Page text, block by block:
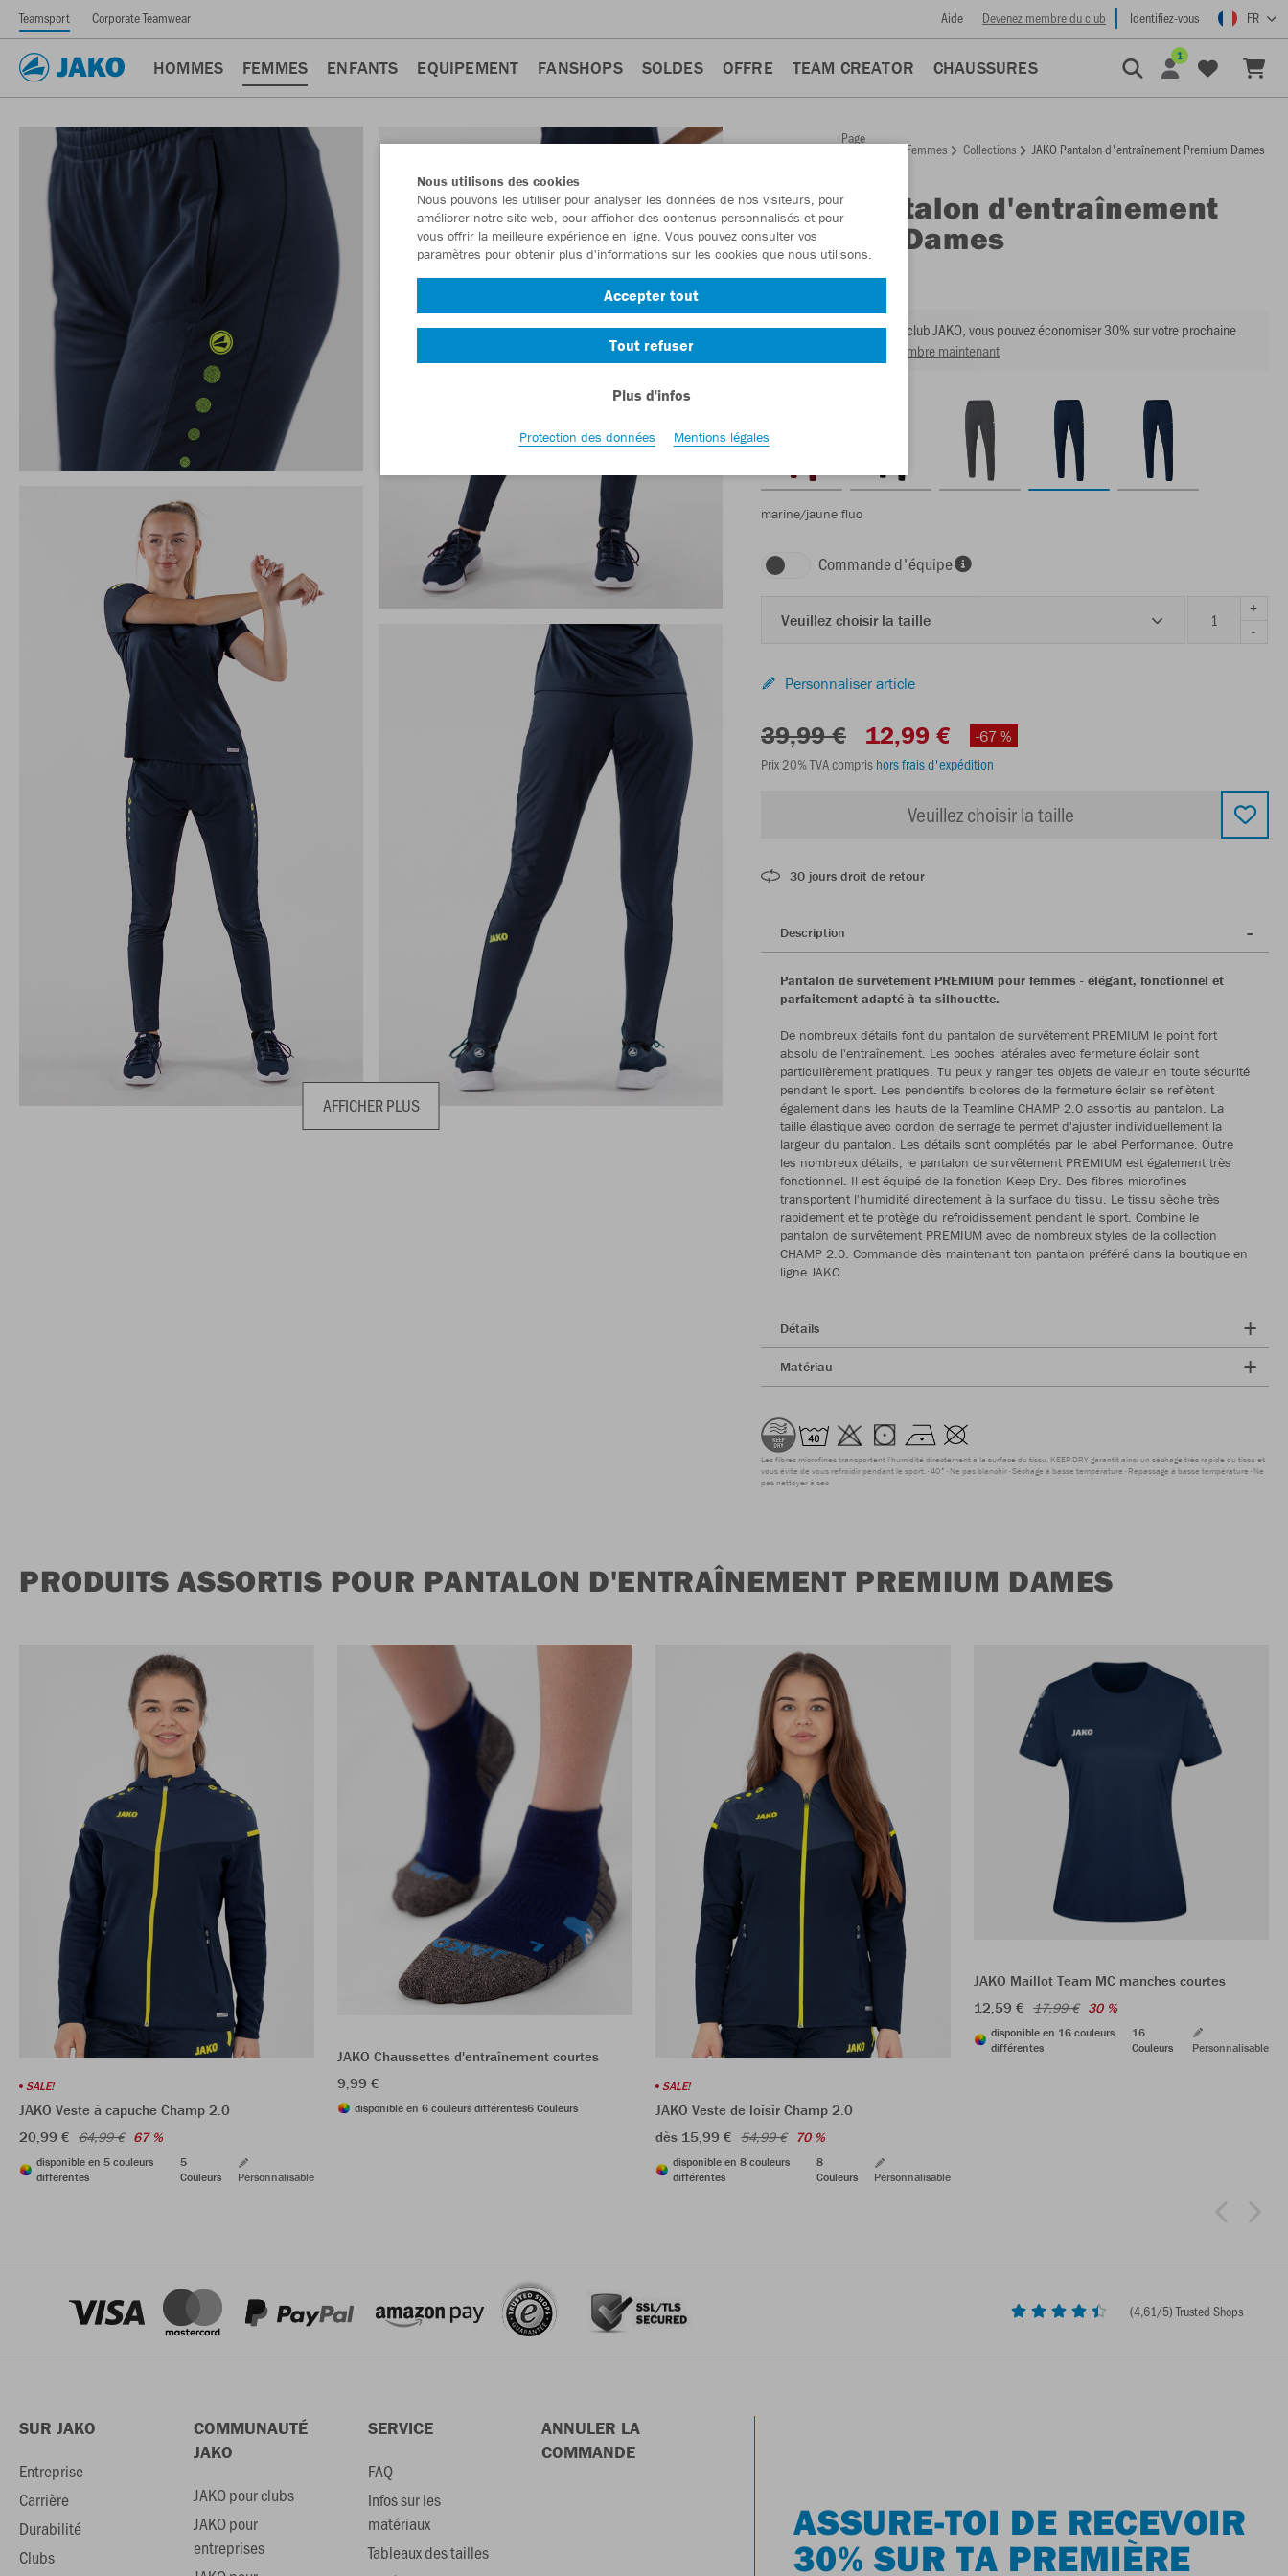
Teamsport Corporate Teamwear Aide Devenez membre du club Identifiez-vous FR
HOMMES FEMMES ENFANTS EQUIPEMENT FANSHOPS SOLDES OFFRE TEAM CREATOR CHAUSSURES
1
AFFICHER PLUS
Retour
Page
Femmes Collections JAKO Pantalon d'entraînement Premium Dames
JAKO Pantalon d'entraînement
Premium Dames
En tant que membre du club JAKO, vous pouvez économiser 30% sur votre prochaine
Devenir membre maintenant
marine/jaune fluo
Commande d'équipe
Veuillez choisir la taille
+
-
Personnaliser article
39,99 € 12,99 €
-67 %
Prix 20% TVA compris hors frais d'expédition
Veuillez choisir la taille
30 jours droit de retour
Description
Pantalon de survêtement PREMIUM pour femmes - élégant, fonctionnel et
parfaitement adapté à ta silhouette.
De nombreux détails font du pantalon de survêtement PREMIUM le point fort
absolu de l'entraînement. Les poches latérales avec fermeture éclair sont
particulièrement pratiques. Tu peux y ranger tes objets de valeur en toute sécurité
pendant le sport. Les pendentifs bicolores de la fermeture éclair se reflètent
également dans les hauts de la Teamline CHAMP 2.0 assortis au pantalon. La
taille élastique avec cordon de serrage te permet d'ajuster individuellement la
largeur du pantalon. Les détails sont complétés par le label Performance. Outre
les nombreux détails, le pantalon de survêtement PREMIUM est également très
fonctionnel. Il est équipé de la fonction Keep Dry. Des fibres microfines
transportent l'humidité directement à la surface du tissu. Le tissu sèche très
rapidement et te protège du refroidissement pendant le sport. Combine le
pantalon de survêtement PREMIUM avec de nombreux styles de la collection
CHAMP 2.0. Commande dès maintenant ton pantalon préféré dans la boutique en
ligne JAKO.
Détails
Matériau
Les fibres microfines transportent l'humidité directement à la surface du tissu. KEEP DRY garantit ainsi un séchage très rapide du tissu et
vous évite de vous refroidir pendant le sport. 40° Ne pas blanchir Séchage à basse température Repassage à basse température Ne
pas nettoyer à sec
PRODUITS ASSORTIS POUR PANTALON D'ENTRAÎNEMENT PREMIUM DAMES
SALE!
JAKO Veste à capuche Champ 2.0
20,99 € 64,99 € 67 %
disponible en 5 couleurs
différentes
5
Couleurs
Personnalisable
JAKO Chaussettes d'entraînement courtes
9,99 €
disponible en 6 couleurs différentes6 Couleurs
SALE!
JAKO Veste de loisir Champ 2.0
dès 15,99 € 54,99 € 70 %
disponible en 8 couleurs
différentes
8
Couleurs
Personnalisable
JAKO Maillot Team MC manches courtes
12,59 € 17,99 € 30 %
disponible en 16 couleurs
différentes
16
Couleurs
Personnalisable
(4,61/5) Trusted Shops
SUR JAKO
Entreprise
Carrière
Durabilité
Clubs
COMMUNAUTÉ
JAKO
JAKO pour clubs
JAKO pour
entreprises
SERVICE
FAQ
Infos sur les
matériaux
Tableaux des tailles
ANNULER LA
COMMANDE
ASSURE-TOI DE RECEVOIR
30% SUR TA PREMIÈRE
Nous utilisons des cookies
Nous pouvons les utiliser pour analyser les données de nos visiteurs, pour
améliorer notre site web, pour afficher des contenus personnalisés et pour
vous offrir la meilleure expérience en ligne. Vous pouvez consulter vos
paramètres pour obtenir plus d'informations sur les cookies que nous utilisons.
Accepter tout
Tout refuser
Plus d'infos
Protection des données Mentions légales